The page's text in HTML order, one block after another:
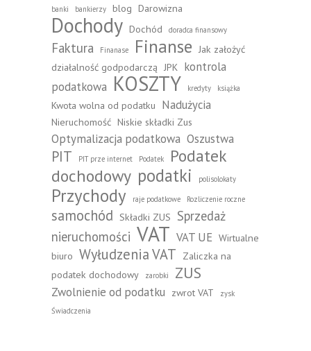
banki bankierzy blog Darowizna
Dochody Dochód doradca finansowy
Faktura Finanase Finanse Jak założyć
działalność godpodarczą JPK kontrola
podatkowa KOSZTY kredyty książka
Kwota wolna od podatku Nadużycia
Nieruchomość Niskie składki Zus
Optymalizacja podatkowa Oszustwa
PIT PIT prze internet Podatek
Podatek
dochodowy podatki polisolokaty
Przychody raje podatkowe Rozliczenie roczne
samochód Składki ZUS Sprzedaż
nieruchomości VAT VAT UE Wirtualne
biuro Wyłudzenia VAT Zaliczka na
podatek dochodowy
zarobki ZUS
Zwolnienie od podatku zwrot VAT
zysk
Świadczenia